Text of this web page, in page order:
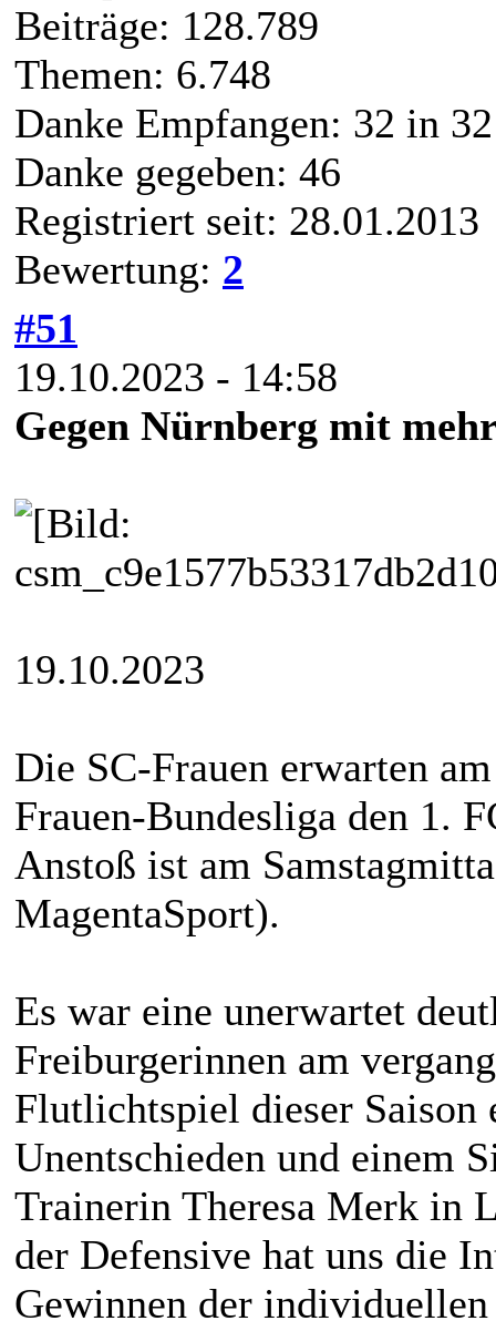
Beiträge: 128.789
Themen: 6.748
Danke Empfangen: 32 in
Danke gegeben: 46
Registriert seit: 28.01.2013
Bewertung: 2
#51
19.10.2023 - 14:58
Gegen Nürnberg mit
19.10.2023
Die SC-Frauen erwarten
Frauen-Bundesliga den 1.
Anstoß ist am
MagentaSport).
Es war eine unerwartet
Freiburgerinnen am
Flutlichtspiel dieser Saison
Unentschieden und einem
Trainerin Theresa Merk in
der Defensive hat uns die
Gewinnen der